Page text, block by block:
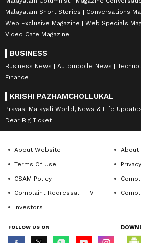
Malayalam Short Stories
Conversations
Web Exclusive Magazine
Web Specials
Video Cafe Magazine
BUSINESS
Business News Automobile News
Finance
KRISHI PAZHAMCHOLLUKAL
Pravasi Malayali World, News & Life
Dear Big Ticket
About Website
About
Terms Of Use
CSAM Policy
Complaint Redressal - TV
Investors
FOLLOW US ON